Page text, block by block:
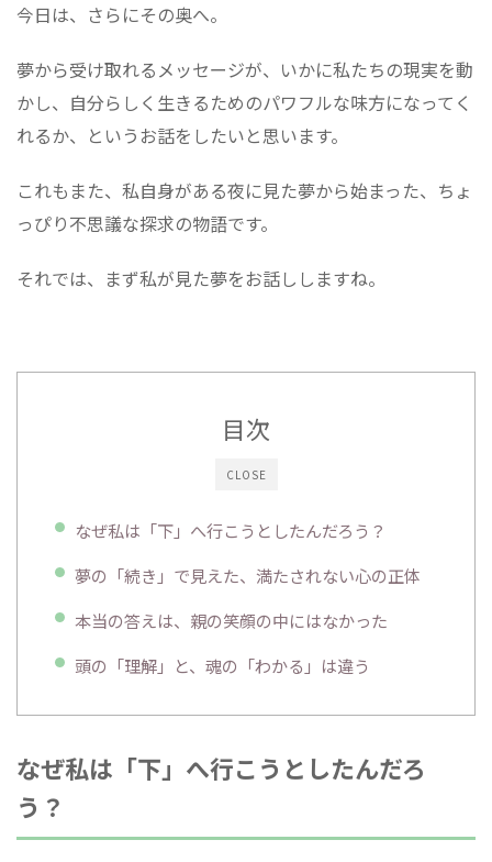
今日は、さらにその奥へ。
夢から受け取れるメッセージが、いかに私たちの現実を動
かし、自分らしく生きるためのパワフルな味方になってく
れるか、というお話をしたいと思います。
これもまた、私自身がある夜に見た夢から始まった、ちょ
っぴり不思議な探求の物語です。
それでは、まず私が見た夢をお話ししますね。
CLOSE
目次
なぜ私は「下」へ行こうとしたんだろう？
夢の「続き」で見えた、満たされない心の正体
本当の答えは、親の笑顔の中にはなかった
頭の「理解」と、魂の「わかる」は違う
なぜ私は「下」へ行こうとしたんだろ
う？